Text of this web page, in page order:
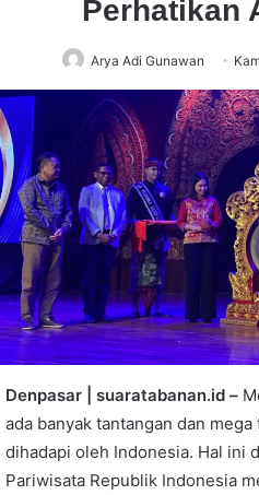
Perhatikan
Arya Adi Gunawan
Denpasar | suaratabanan.id –
ada banyak tantangan dan
dihadapi oleh Indonesia. Hal ini
Pariwisata Republik Indonesia